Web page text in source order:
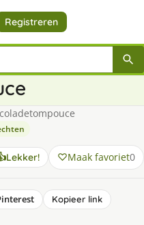
Registreren
Lekker! Maak favoriet0
Kopieer link